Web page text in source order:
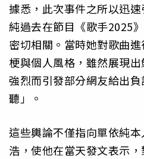
據悉，此次事件之所以迅
純過去在節目《歌手2025
密切相關。當時她對歌曲
梗與個人風格，雖然展現
強烈而引發部分網友給出
聽」。
這些輿論不僅指向單依純
浩，使他在當天發文表示